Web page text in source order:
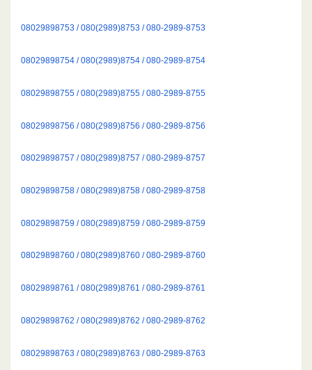
08029898753 / 080(2989)8753 / 080-2989-8753
08029898754 / 080(2989)8754 / 080-2989-8754
08029898755 / 080(2989)8755 / 080-2989-8755
08029898756 / 080(2989)8756 / 080-2989-8756
08029898757 / 080(2989)8757 / 080-2989-8757
08029898758 / 080(2989)8758 / 080-2989-8758
08029898759 / 080(2989)8759 / 080-2989-8759
08029898760 / 080(2989)8760 / 080-2989-8760
08029898761 / 080(2989)8761 / 080-2989-8761
08029898762 / 080(2989)8762 / 080-2989-8762
08029898763 / 080(2989)8763 / 080-2989-8763